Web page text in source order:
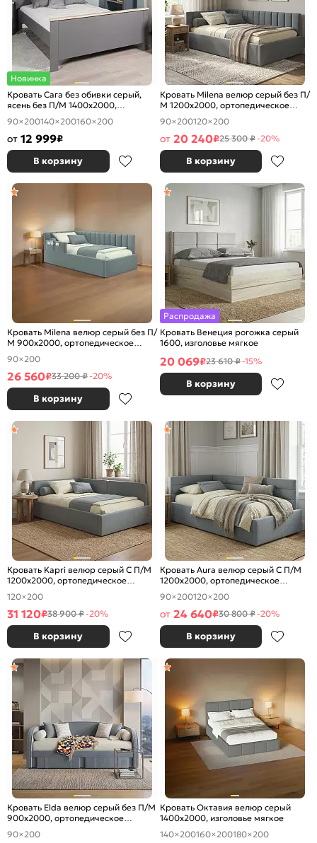
Новинка
Кровать Сага без обивки серый,
ясень без П/М 1400x2000,
ортопедическое основание,
изголовье жесткое
90×200140×200160×200
от 12 999₽
В корзину
Кровать Milena велюр серый без П/
М 1200x2000, ортопедическое
основание, изголовье мягкое
90×200120×200
от 20 240₽25 300 ₽-20%
В корзину
Кровать Milena велюр серый без П/
М 900x2000, ортопедическое
основание, изголовье мягкое
90×200
26 560₽33 200 ₽-20%
В корзину
Распродажа
Кровать Венеция рогожка серый
1600, изголовье мягкое
20 069₽23 610 ₽-15%
В корзину
Кровать Kapri велюр серый С П/М
1200x2000, ортопедическое
основание, изголовье мягкое
120×200
31 120₽38 900 ₽-20%
В корзину
Кровать Aura велюр серый С П/М
1200x2000, ортопедическое
основание, изголовье мягкое
90×200120×200
от 24 640₽30 800 ₽-20%
В корзину
Кровать Elda велюр серый без П/М
900x2000, ортопедическое
основание, изголовье мягкое
90×200
Кровать Октавия велюр серый
1400x2000, изголовье мягкое
140×200160×200180×200